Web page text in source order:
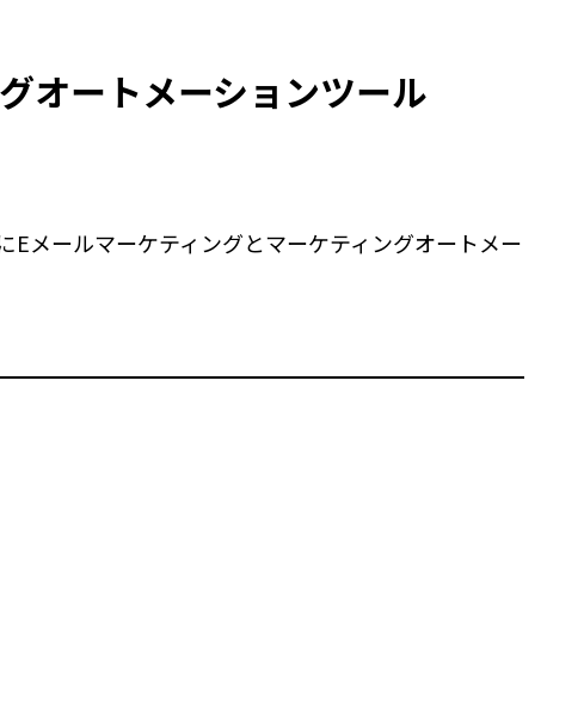
オートメーションツール
メールマーケティングとマーケティングオートメー